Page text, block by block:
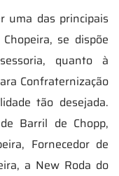
uma das principais
se dispõe
quanto à
Confraternização
tão desejada.
Barril de Chopp,
Fornecedor de
a New Roda do